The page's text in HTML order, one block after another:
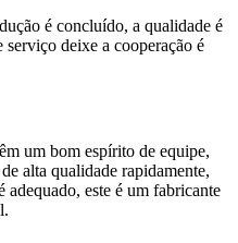
é concluído, a qualidade é
deixe a cooperação é
um bom espírito de equipe,
alta qualidade rapidamente,
adequado, este é um fabricante